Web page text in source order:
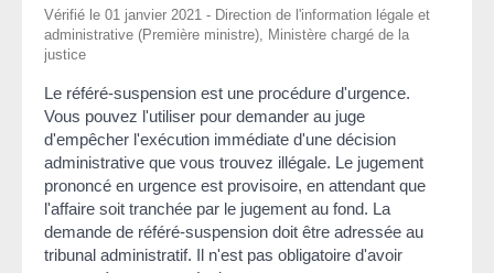
Vérifié le 01 janvier 2021 - Direction de l'information légale et
administrative (Première ministre), Ministère chargé de la
justice
Le référé-suspension est une procédure d'urgence.
Vous pouvez l'utiliser pour demander au juge
d'empêcher l'exécution immédiate d'une décision
administrative que vous trouvez illégale. Le jugement
prononcé en urgence est provisoire, en attendant que
l'affaire soit tranchée par le jugement au fond. La
demande de référé-suspension doit être adressée au
tribunal administratif. Il n'est pas obligatoire d'avoir